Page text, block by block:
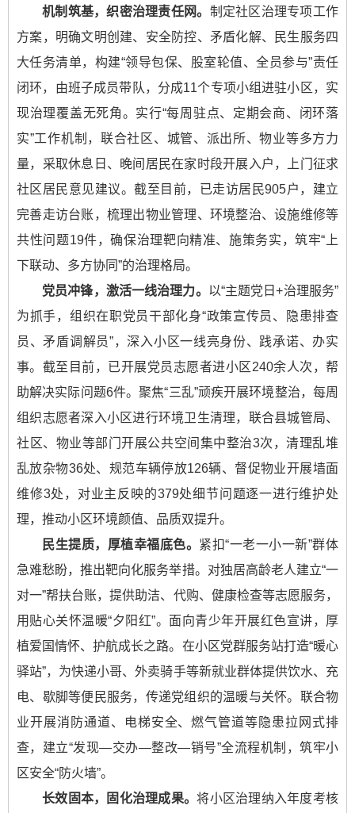
机制筑基，织密治理责任网。 制定社区治理专项工作
方案，明确文明创建、安全防控、矛盾化解、民生服务四
大任务清单，构建“领导包保、股室轮值、全员参与”责任
闭环，由班子成员带队，分成11个专项小组进驻小区，实
现治理覆盖无死角。实行“每周驻点、定期会商、闭环落
实”工作机制，联合社区、城管、派出所、物业等多方力
量，采取休息日、晚间居民在家时段开展入户，上门征求
社区居民意见建议。截至目前，已走访居民905户，建立
完善走访台账，梳理出物业管理、环境整治、设施维修等
共性问题19件，确保治理靶向精准、施策务实，筑牢“上
下联动、多方协同”的治理格局。
党员冲锋，激活一线治理力。 以“主题党日+治理服务”
为抓手，组织在职党员干部化身“政策宣传员、隐患排查
员、矛盾调解员”，深入小区一线亮身份、践承诺、办实
事。截至目前，已开展党员志愿者进小区240余人次，帮
助解决实际问题6件。聚焦“三乱”顽疾开展环境整治，每周
组织志愿者深入小区进行环境卫生清理，联合县城管局、
社区、物业等部门开展公共空间集中整治3次，清理乱堆
乱放杂物36处、规范车辆停放126辆、督促物业开展墙面
维修3处，对业主反映的379处细节问题逐一进行维护处
理，推动小区环境颜值、品质双提升。
民生提质，厚植幸福底色。 紧扣“一老一小一新”群体
急难愁盼，推出靶向化服务举措。对独居高龄老人建立“一
对一”帮扶台账，提供助洁、代购、健康检查等志愿服务，
用贴心关怀温暖“夕阳红”。面向青少年开展红色宣讲，厚
植爱国情怀、护航成长之路。在小区党群服务站打造“暖心
驿站”，为快递小哥、外卖骑手等新就业群体提供饮水、充
电、歇脚等便民服务，传递党组织的温暖与关怀。联合物
业开展消防通道、电梯安全、燃气管道等隐患拉网式排
查，建立“发现—交办—整改—销号”全流程机制，筑牢小
区安全“防火墙”。
长效固本，固化治理成果。将小区治理纳入年度考核